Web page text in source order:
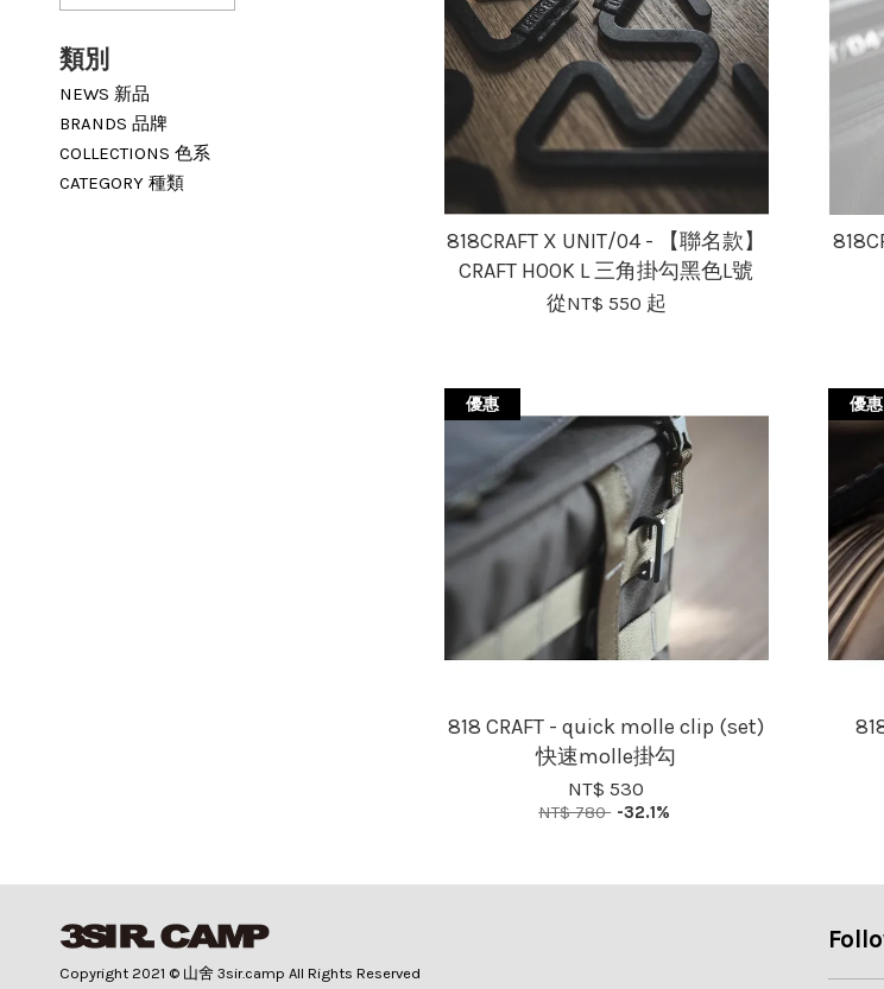
類別
NEWS 新品
BRANDS 品牌
COLLECTIONS 色系
CATEGORY 種類
818CRAFT X UNIT/04 - 【聯名款】
CRAFT HOOK L 三角掛勾黑色L號
從NT$ 550 起
優惠
818 CRAFT - quick molle clip (set)
快速molle掛勾
NT$ 530
NT$ 780 -32.1%
優惠
Copyright 2021 © 山舍 3sir.camp All Rights Reserved